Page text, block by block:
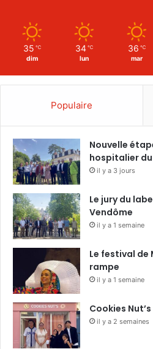
35 ℃
dim
34 ℃
lun
36 ℃
mar
Populaire
Nouvelle
hospitalier
il y a 3 jours
Le jury du
Vendôme
il y a 1 semaine
Le festival
rampe
il y a 1 semaine
Cookies
il y a 2 semaines